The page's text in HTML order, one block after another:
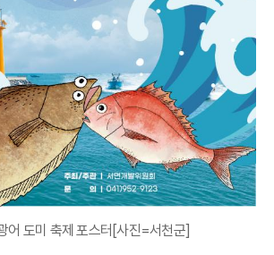
어 도미 축제 포스터[사진=서천군]